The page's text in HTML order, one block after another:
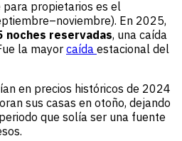
propietarios es el
En 2025,
noches reservadas, una caída
la mayor caída estacional del
en precios históricos de 2024
sus casas en otoño, dejando
que solía ser una fuente